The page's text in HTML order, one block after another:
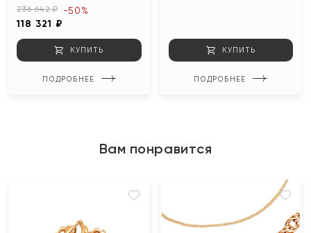
236 642 ₽
118 321 ₽
-50%
КУПИТЬ
ПОДРОБНЕЕ
КУПИТЬ
ПОДРОБНЕЕ
Вам понравится